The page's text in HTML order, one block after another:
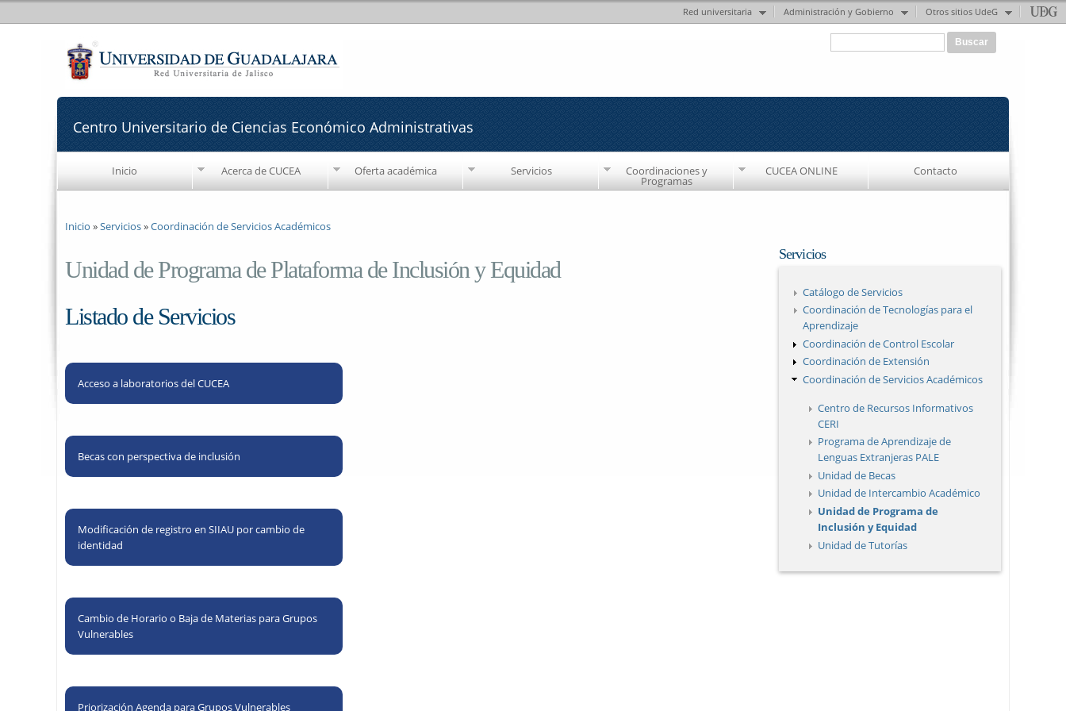
Red universitaria Administración y Gobierno Otros sitios UdeG
Centro Universitario de Ciencias Económico Administrativas
Inicio Acerca de CUCEA Oferta académica Servicios Coordinaciones y
Programas
CUCEA ONLINE Contacto
Inicio »Servicios»Coordinación de Servicios Académicos
Unidad de Programa de Plataforma de Inclusión y Equidad
Listado de Servicios
Acceso a laboratorios del CUCEA
Becas con perspectiva de inclusión
Modificación de registro en SIIAU por cambio de
identidad
Cambio de Horario o Baja de Materias para Grupos
Vulnerables
Priorización Agenda para Grupos Vulnerables
Servicios
Catálogo de Servicios
Coordinación de Tecnologías para el
Aprendizaje
Coordinación de Control Escolar
Coordinación de Extensión
Coordinación de Servicios Académicos
Centro de Recursos Informativos
CERI
Programa de Aprendizaje de
Lenguas Extranjeras PALE
Unidad de Becas
Unidad de Intercambio Académico
Unidad de Programa de
Inclusión y Equidad
Unidad de Tutorías